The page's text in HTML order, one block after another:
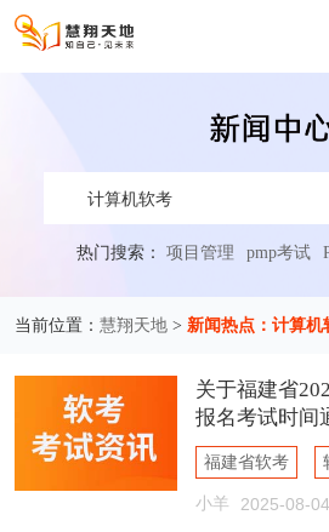
热门搜索：项目管理 pmp考试
当前位置： 慧翔天地> 新闻热点：计算机
关于福建省
报名考试时间
福建省软考
软考报名时间
小羊 2025-08-04